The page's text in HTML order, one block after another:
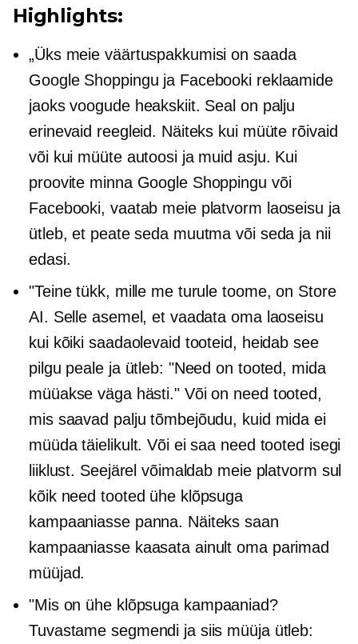
Highlights:
„Üks meie väärtuspakkumisi on saada
Google Shoppingu ja Facebooki reklaamide
jaoks voogude heakskiit. Seal on palju
erinevaid reegleid. Näiteks kui müüte rõivaid
või kui müüte autoosi ja muid asju. Kui
proovite minna Google Shoppingu või
Facebooki, vaatab meie platvorm laoseisu ja
ütleb, et peate seda muutma või seda ja nii
edasi.
"Teine tükk, mille me turule toome, on Store
AI. Selle asemel, et vaadata oma laoseisu
kui kõiki saadaolevaid tooteid, heidab see
pilgu peale ja ütleb: "Need on tooted, mida
müüakse väga hästi." Või on need tooted,
mis saavad palju tõmbejõudu, kuid mida ei
müüda täielikult. Või ei saa need tooted isegi
liiklust. Seejärel võimaldab meie platvorm sul
kõik need tooted ühe klõpsuga
kampaaniasse panna. Näiteks saan
kampaaniasse kaasata ainult oma parimad
müüjad.
"Mis on ühe klõpsuga kampaaniad?
Tuvastame segmendi ja siis müüja ütleb: